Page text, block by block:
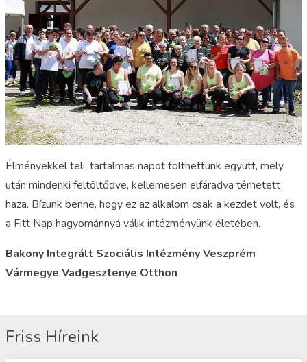
Élményekkel teli, tartalmas napot tölthettünk együtt, mely
után mindenki feltöltődve, kellemesen elfáradva térhetett
haza. Bízunk benne, hogy ez az alkalom csak a kezdet volt, és
a Fitt Nap hagyománnyá válik intézményünk életében.
Bakony Integrált Szociális Intézmény Veszprém
Vármegye Vadgesztenye Otthon
Friss Híreink